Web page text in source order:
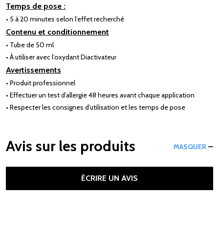
Temps de pose :
• 5 à 20 minutes selon l’effet recherché
Contenu et conditionnement
• Tube de 50 ml
• À utiliser avec l’oxydant Diactivateur
Avertissements
• Produit professionnel
• Effectuer un test d’allergie 48 heures avant chaque application
• Respecter les consignes d’utilisation et les temps de pose
Avis sur les produits MASQUER
ÉCRIRE UN AVIS